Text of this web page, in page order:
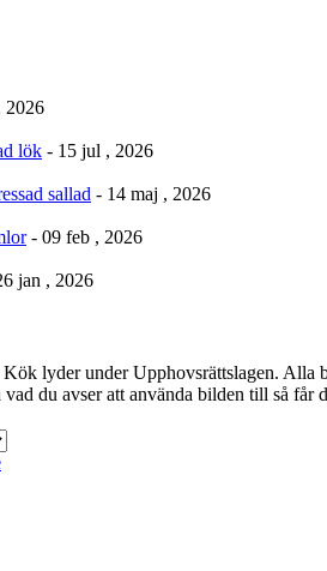
2026
lök - 15 jul , 2026
sallad - 14 maj , 2026
- 09 feb , 2026
jan , 2026
lyder under Upphovsrättslagen. Alla
du avser att använda bilden till så får